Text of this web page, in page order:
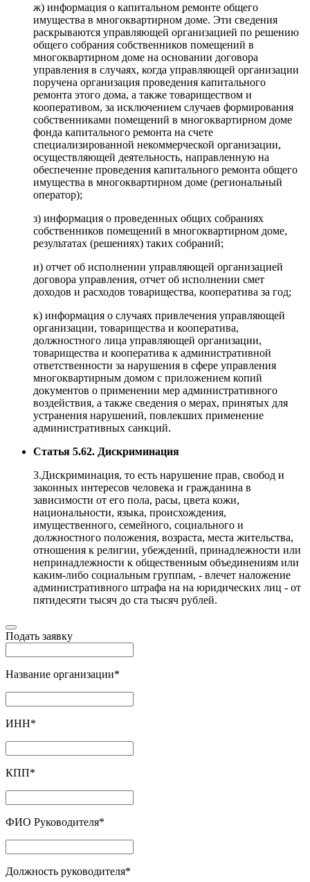
ж) информация о капитальном ремонте общего
имущества в многоквартирном доме. Эти сведения
раскрываются управляющей организацией по решению
общего собрания собственников помещений в
многоквартирном доме на основании договора
управления в случаях, когда управляющей организации
поручена организация проведения капитального
ремонта этого дома, а также товариществом и
кооперативом, за исключением случаев формирования
собственниками помещений в многоквартирном доме
фонда капитального ремонта на счете
специализированной некоммерческой организации,
осуществляющей деятельность, направленную на
обеспечение проведения капитального ремонта общего
имущества в многоквартирном доме (региональный
оператор);
з) информация о проведенных общих собраниях
собственников помещений в многоквартирном доме,
результатах (решениях) таких собраний;
и) отчет об исполнении управляющей организацией
договора управления, отчет об исполнении смет
доходов и расходов товарищества, кооператива за год;
к) информация о случаях привлечения управляющей
организации, товарищества и кооператива,
должностного лица управляющей организации,
товарищества и кооператива к административной
ответственности за нарушения в сфере управления
многоквартирным домом с приложением копий
документов о применении мер административного
воздействия, а также сведения о мерах, принятых для
устранения нарушений, повлекших применение
административных санкций.
Статья 5.62. Дискриминация
3.Дискриминация, то есть нарушение прав, свобод и
законных интересов человека и гражданина в
зависимости от его пола, расы, цвета кожи,
национальности, языка, происхождения,
имущественного, семейного, социального и
должностного положения, возраста, места жительства,
отношения к религии, убеждений, принадлежности или
непринадлежности к общественным объединениям или
каким-либо социальным группам, - влечет наложение
административного штрафа на на юридических лиц - от
пятидесяти тысяч до ста тысяч рублей.
Подать заявку
Название организации*
ИНН*
КПП*
ФИО Руководителя*
Должность руководителя*